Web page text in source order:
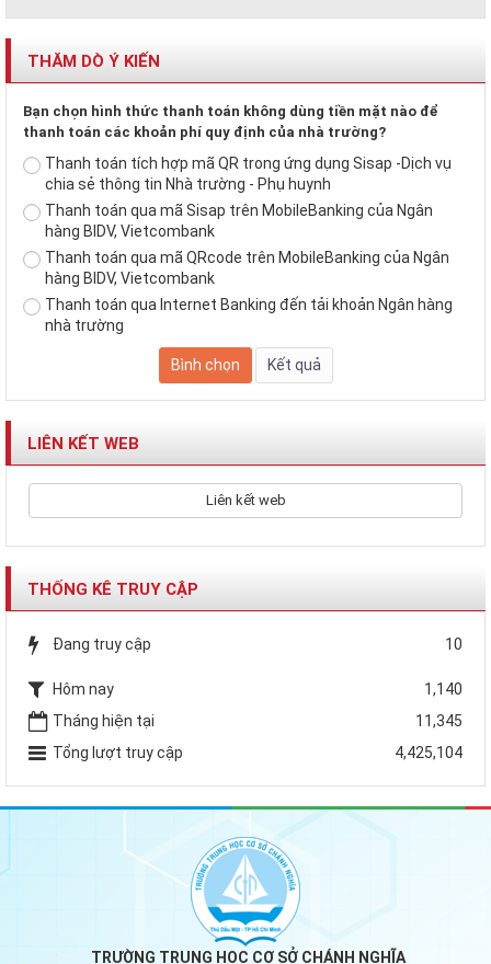
THĂM DÒ Ý KIẾN
Bạn chọn hình thức thanh toán không dùng tiền mặt nào để
thanh toán các khoản phí quy định của nhà trường?
Thanh toán tích hợp mã QR trong ứng dụng Sisap -Dịch vụ
chia sẻ thông tin Nhà trường - Phụ huynh
Thanh toán qua mã Sisap trên MobileBanking của Ngân
hàng BIDV, Vietcombank
Thanh toán qua mã QRcode trên MobileBanking của Ngân
hàng BIDV, Vietcombank
Thanh toán qua Internet Banking đến tải khoản Ngân hàng
nhà trường
LIÊN KẾT WEB
Liên kết web
THỐNG KÊ TRUY CẬP
Đang truy cập 10
Hôm nay
1,140
Tháng hiện tại
11,345
Tổng lượt truy cập
4,425,104
TRƯỜNG TRUNG HỌC CƠ SỞ CHÁNH NGHĨA